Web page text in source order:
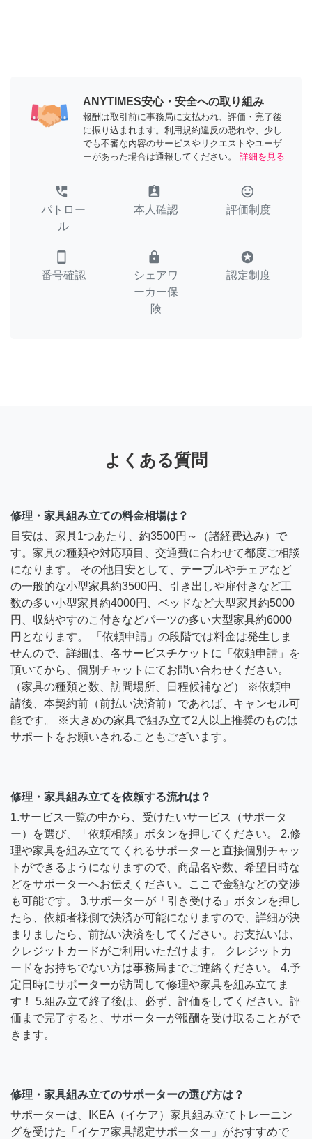
ANYTIMES安心・安全への取り組み
報酬は取引前に事務局に支払われ、評価・完了後
に振り込まれます。利用規約違反の恐れや、少し
でも不審な内容のサービスやリクエストやユーザ
ーがあった場合は通報してください。
詳細を見る
perm_phone_msg
パトロー
ル
assignment_ind
本人確認
tag_faces
評価制度
smartphone
番号確認
lock
シェアワ
ーカー保
険
stars
認定制度
よくある質問
修理・家具組み立ての料金相場は？
目安は、家具1つあたり、約3500円～（諸経費込み）で
す。家具の種類や対応項目、交通費に合わせて都度ご相談
になります。 その他目安として、テーブルやチェアなど
の一般的な小型家具約3500円、引き出しや扉付きなど工
数の多い小型家具約4000円、ベッドなど大型家具約5000
円、収納やすのこ付きなどパーツの多い大型家具約6000
円となります。 「依頼申請」の段階では料金は発生しま
せんので、詳細は、各サービスチケットに「依頼申請」を
頂いてから、個別チャットにてお問い合わせください。
（家具の種類と数、訪問場所、日程候補など） ※依頼申
請後、本契約前（前払い決済前）であれば、キャンセル可
能です。 ※大きめの家具で組み立て2人以上推奨のものは
サポートをお願いされることもございます。
修理・家具組み立てを依頼する流れは？
1.サービス一覧の中から、受けたいサービス（サポータ
ー）を選び、「依頼相談」ボタンを押してください。 2.修
理や家具を組み立ててくれるサポーターと直接個別チャッ
トができるようになりますので、商品名や数、希望日時な
どをサポーターへお伝えください。ここで金額などの交渉
も可能です。 3.サポーターが「引き受ける」ボタンを押し
たら、依頼者様側で決済が可能になりますので、詳細が決
まりましたら、前払い決済をしてください。お支払いは、
クレジットカードがご利用いただけます。 クレジットカ
ードをお持ちでない方は事務局までご連絡ください。 4.予
定日時にサポーターが訪問して修理や家具を組み立てま
す！ 5.組み立て終了後は、必ず、評価をしてください。評
価まで完了すると、サポーターが報酬を受け取ることがで
きます。
修理・家具組み立てのサポーターの選び方は？
サポーターは、IKEA（イケア）家具組み立てトレーニン
グを受けた「イケア家具認定サポーター」がおすすめで